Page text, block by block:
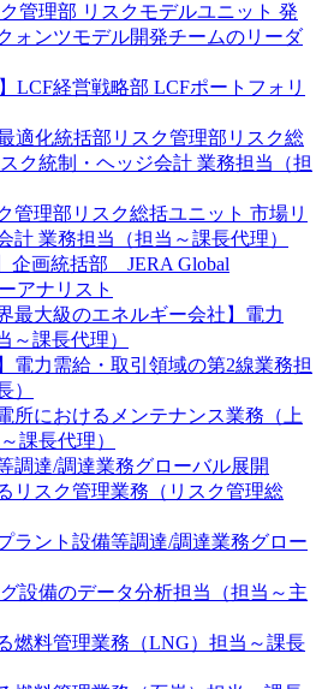
管理部 リスクモデルユニット 発
ォンツモデル開発チームのリーダ
LCF経営戦略部 LCFポートフォリ
適化統括部リスク管理部リスク総
ク統制・ヘッジ会計 業務担当（担
管理部リスク総括ユニット 市場リ
計 業務担当（担当～課長代理）
企画統括部 JERA Global
アナリスト
最大級のエネルギー会社】電力
～課長代理）
電力需給・取引領域の第2線業務担
）
所におけるメンテナンス業務（上
課長代理）
調達/調達業務グローバル展開
リスク管理業務（リスク管理総
ラント設備等調達/調達業務グロー
設備のデータ分析担当（担当～主
燃料管理業務（LNG）担当～課長